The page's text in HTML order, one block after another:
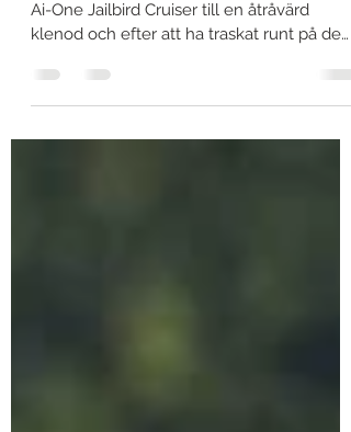
Stora framgångar på touren gör Odyssey
klenod och efter att ha traskat runt på de
öppna...